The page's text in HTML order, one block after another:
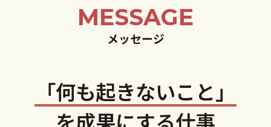
MESSAGE
メッセージ
「何も起きないこと」